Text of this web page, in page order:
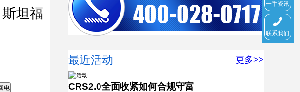
一手资讯
联系我们
坦福
电
最近活动 更多>>
CRS2.0全面收紧如何合规守富